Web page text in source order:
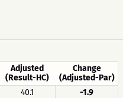
Adjusted
(Result-HC)
Change
(Adjusted-Par)
40.1
-1.9